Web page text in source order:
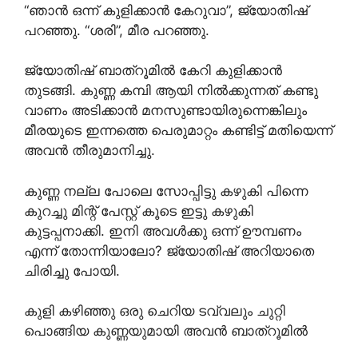
“ഞാൻ ഒന്ന് കുളിക്കാൻ കേറുവാ”, ജ്യോതിഷ്
പറഞ്ഞു. “ശരി”, മീര പറഞ്ഞു.
ജ്യോതിഷ് ബാത്റൂമിൽ കേറി കുളിക്കാൻ
തുടങ്ങി. കുണ്ണ കമ്പി ആയി നിൽക്കുന്നത് കണ്ടു
വാണം അടിക്കാൻ മനസുണ്ടായിരുന്നെങ്കിലും
മീരയുടെ ഇന്നത്തെ പെരുമാറ്റം കണ്ടിട്ട് മതിയെന്ന്
അവൻ തീരുമാനിച്ചു.
കുണ്ണ നല്ല പോലെ സോപ്പിട്ടു കഴുകി പിന്നെ
കുറച്ചു മിന്റ് പേസ്റ്റ് കൂടെ ഇട്ടു കഴുകി
കുട്ടപ്പനാക്കി. ഇനി അവൾക്കു ഒന്ന് ഊമ്പണം
എന്ന് തോന്നിയാലോ? ജ്യോതിഷ് അറിയാതെ
ചിരിച്ചു പോയി.
കുളി കഴിഞ്ഞു ഒരു ചെറിയ ടവ്വലും ചുറ്റി
പൊങ്ങിയ കുണ്ണയുമായി അവൻ ബാത്റൂമിൽ